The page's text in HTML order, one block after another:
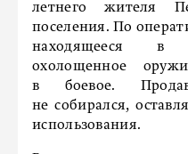
летнего жителя
поселения. По
находящееся в
охолощенное
в боевое.
не собирался,
использования.